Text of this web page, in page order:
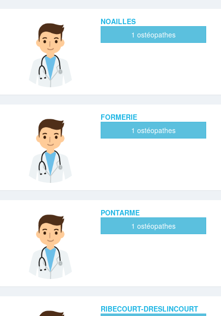
NOAILLES
1 ostéopathes
FORMERIE
1 ostéopathes
PONTARME
1 ostéopathes
RIBECOURT-DRESLINCOURT